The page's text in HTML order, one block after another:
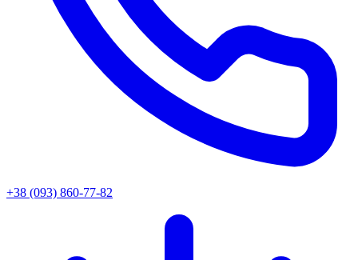
+38 (093) 860-77-82